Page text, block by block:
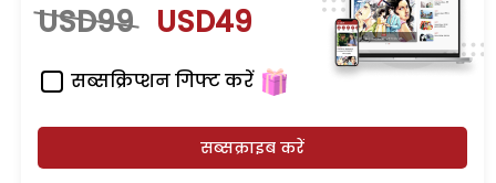
USD99 USD49
सब्सक्रिप्शन गिफ्ट करें
सब्सक्राइब करें